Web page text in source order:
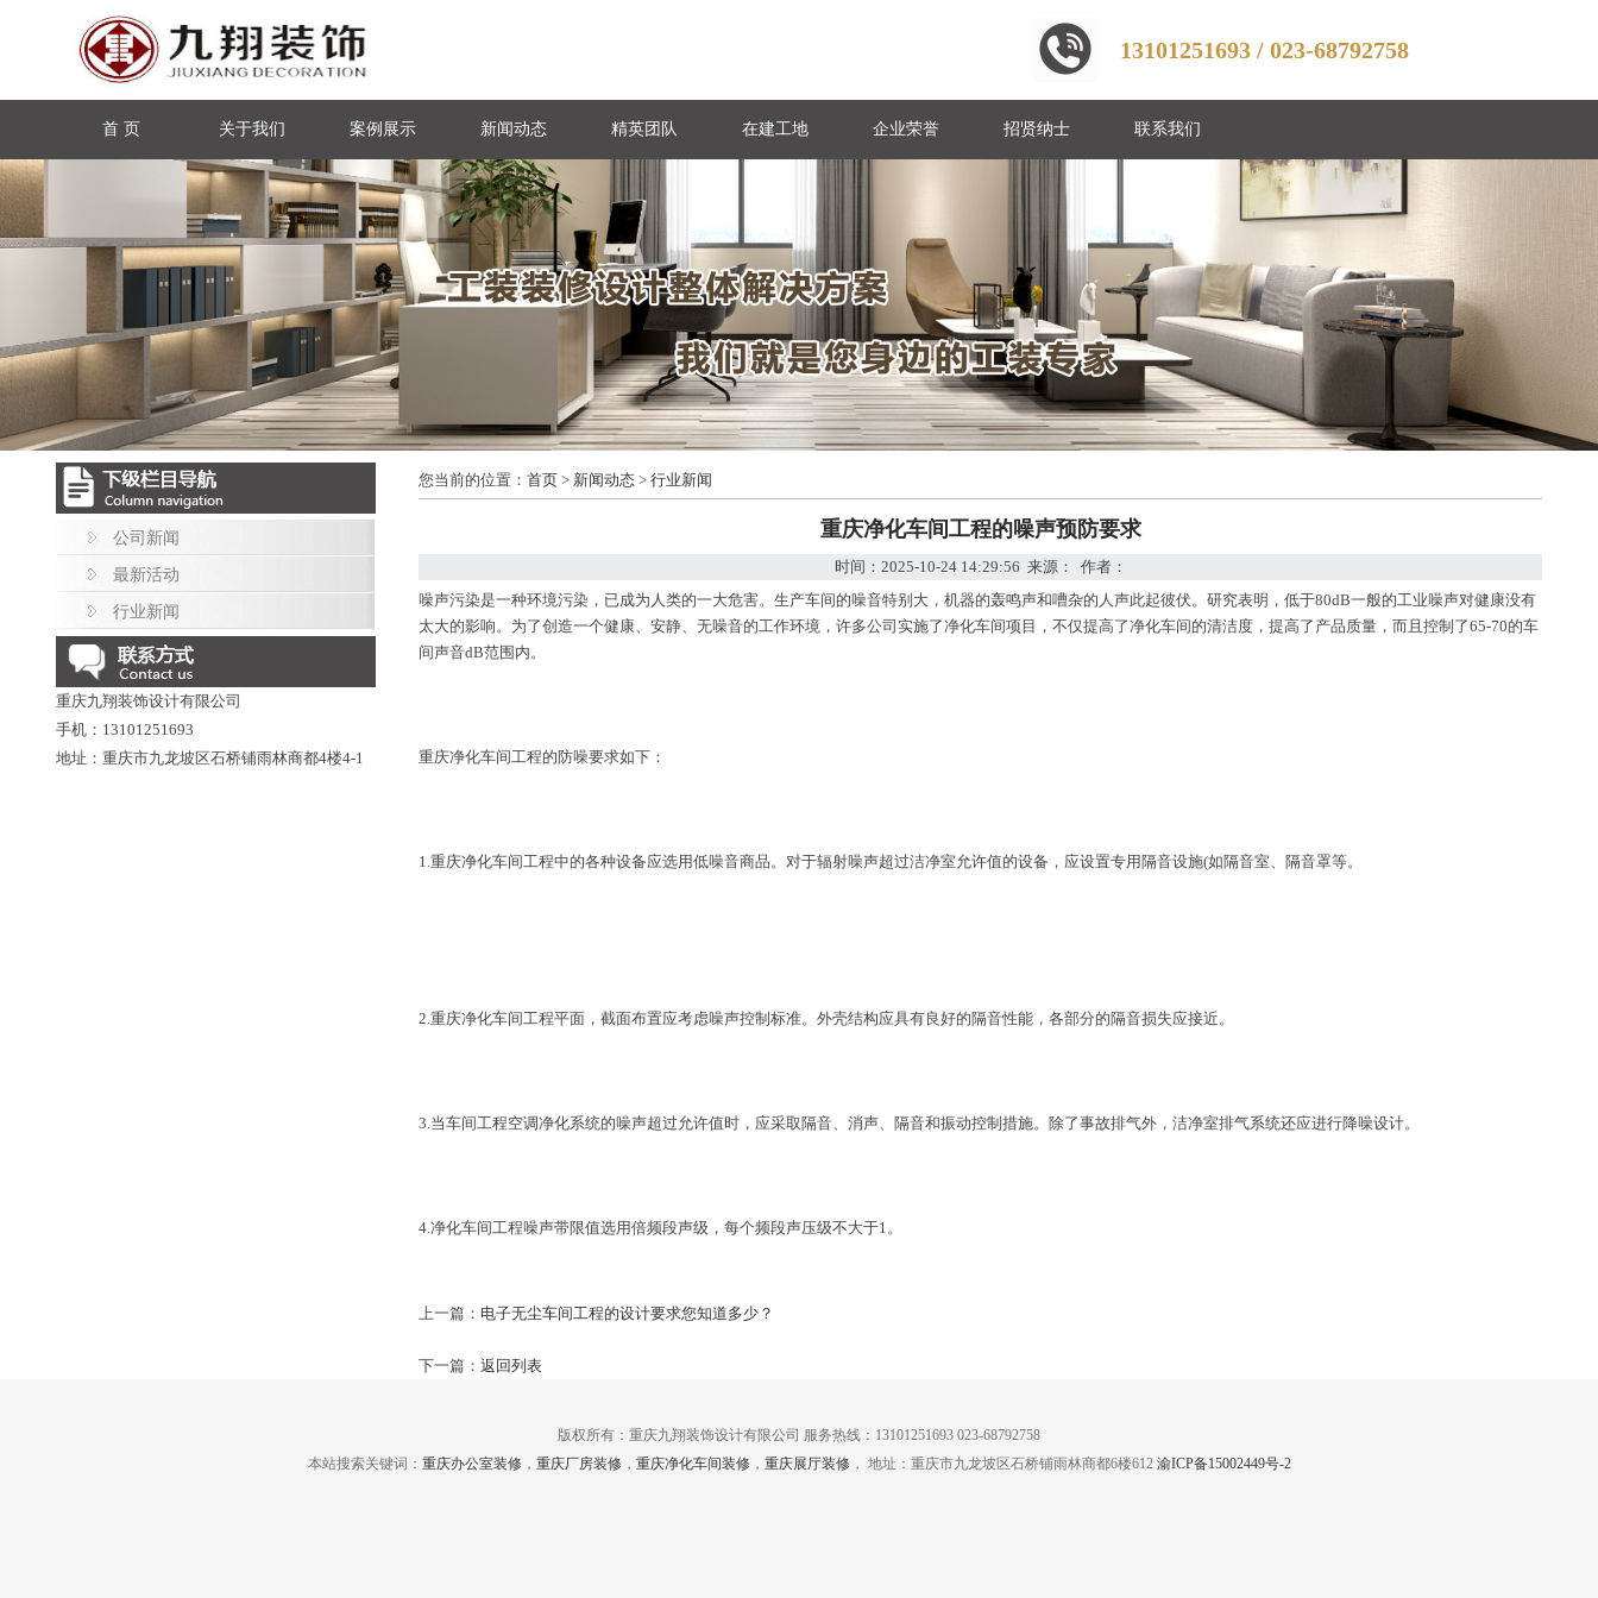
13101251693 / 023-68792758
首 页 关于我们 案例展示 新闻动态 精英团队 在建工地 企业荣誉 招贤纳士 联系我们
公司新闻
最新活动
行业新闻
重庆九翔装饰设计有限公司
手机：13101251693
地址：重庆市九龙坡区石桥铺雨林商都4楼4-1
您当前的位置： 首页 > 新闻动态 > 行业新闻
重庆净化车间工程的噪声预防要求
时间：2025-10-24 14:29:56 来源： 作者：
噪声污染是一种环境污染，已成为人类的一大危害。生产车间的噪音特别大，机器的轰鸣声和嘈杂的人声此起彼伏。研究表明，低于80dB一般的工业噪声对健康没有
太大的影响。为了创造一个健康、安静、无噪音的工作环境，许多公司实施了净化车间项目，不仅提高了净化车间的清洁度，提高了产品质量，而且控制了65-70的车
间声音dB范围内。
重庆净化车间工程的防噪要求如下：
1.重庆净化车间工程中的各种设备应选用低噪音商品。对于辐射噪声超过洁净室允许值的设备，应设置专用隔音设施(如隔音室、隔音罩等。
2.重庆净化车间工程平面，截面布置应考虑噪声控制标准。外壳结构应具有良好的隔音性能，各部分的隔音损失应接近。
3.当车间工程空调净化系统的噪声超过允许值时，应采取隔音、消声、隔音和振动控制措施。除了事故排气外，洁净室排气系统还应进行降噪设计。
4.净化车间工程噪声带限值选用倍频段声级，每个频段声压级不大于1。
上一篇： 电子无尘车间工程的设计要求您知道多少？
下一篇： 返回列表
版权所有：重庆九翔装饰设计有限公司 服务热线：13101251693 023-68792758
本站搜索关键词： 重庆办公室装修， 重庆厂房装修， 重庆净化车间装修， 重庆展厅装修， 地址：重庆市九龙坡区石桥铺雨林商都6楼612 渝ICP备15002449号-2